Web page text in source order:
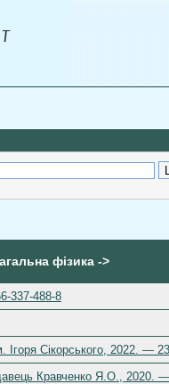
фізика ->
337-488-8
Сікорського, 2022. —
Кравченко Я.О., 2020.